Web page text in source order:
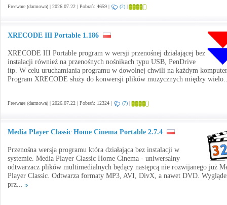
Freeware (darmowa) | 2026.07.22 | Pobrań: 4659 | (2) |
XRECODE III Portable 1.186
XRECODE III Portable program w wersji przenośnej działającej bez
instalacji również na przenośnych nośnikach typu USB, PenDrive
itp. W celu uruchamiania programu w dowolnej chwili na każdym
Program XRECODE służy do konwersji plików muzycznych między
Freeware (darmowa) | 2026.07.22 | Pobrań: 12324 | (7) |
Media Player Classic Home Cinema Portable 2.7.4
Przenośna wersja programu która działająca bez instalacji w
systemie. Media Player Classic Home Cinema - uniwersalny
odtwarzacz plików multimedialnych będący następcą nie rozwijanego już
Player Classic. Odtwarza formaty MP3, AVI, DivX, a nawet DVD.
prz...